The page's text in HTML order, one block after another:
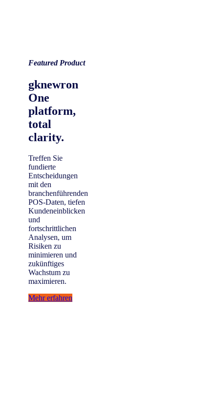
Featured Product
gknewron
One
platform,
total
clarity.
Treffen Sie
fundierte
Entscheidungen
mit den
branchenführenden
POS-Daten, tiefen
Kundeneinblicken
und
fortschrittlichen
Analysen, um
Risiken zu
minimieren und
zukünftiges
Wachstum zu
maximieren.
Mehr erfahren